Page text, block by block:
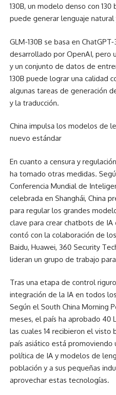
130B, un modelo denso con
puede generar lenguaje natural
GLM-130B se basa en
desarrollado por OpenAI, pero
y un conjunto de datos de
130B puede lograr una calidad
algunas tareas de generación
y la traducción.
China impulsa los modelos de
nuevo estándar
En cuanto a censura y
ha tomado otras medidas.
Conferencia Mundial de
celebrada en Shanghái, China
para regular los grandes
clave para crear chatbots de IA
contó con la colaboración de
Baidu, Huawei, 360 Security
lideran un grupo de trabajo
Tras una etapa de control
integración de la IA en todos
Según el South China Morning
meses, el país ha aprobado 40
las cuales 14 recibieron el visto
país asiático está promoviendo
política de IA y modelos de
población y a sus pequeñas
aprovechar estas tecnologías.